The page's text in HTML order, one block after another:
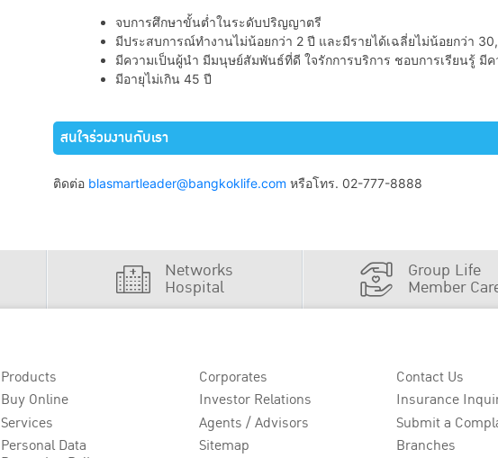
จบการศึกษาขั้นต่ำในระดับปริญญาตรี
มีประสบการณ์ทำงานไม่น้อยกว่า 2 ปี และมีรายได้เฉลี่ยไม่น้อยกว่า
มีความเป็นผู้นำ มีมนุษย์สัมพันธ์ที่ดี ใจรักการบริการ ชอบการเรียนรู้ มี
มีอายุไม่เกิน 45 ปี
สนใจร่วมงานกับเรา
ติดต่อ blasmartleader@bangkoklife.com หรือโทร. 02-777-8888
Networks
Hospital
Group Life
Member
Products
Buy Online
Services
Personal Data
Corporates
Investor Relations
Agents / Advisors
Sitemap
Contact Us
Insurance
Submit a
Branches